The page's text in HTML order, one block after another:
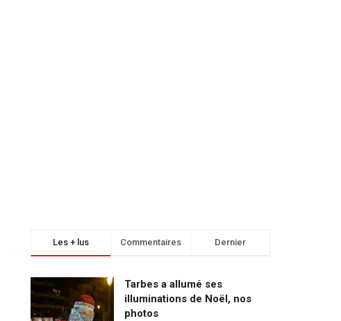
Les + lus Commentaires Dernier
Tarbes a allumé ses
illuminations de Noël, nos
photos